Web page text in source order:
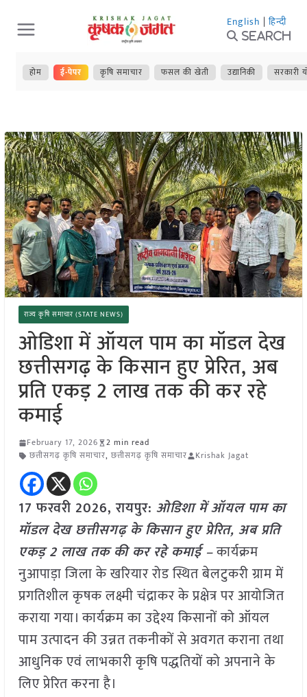
Skip
to
content
English | हिन्दी
Search
होम ई-पेपर कृषि समाचार फसल की खेती उद्यानिकी सरकारी
राज्य कृषि समाचार (STATE NEWS)
ओडिशा में ऑयल पाम का मॉडल देख
छत्तीसगढ़ के किसान हुए प्रेरित, अब
प्रति एकड़ 2 लाख तक की कर रहे
कमाई
February 17, 2026
2 min read
छत्तीसगढ़ कृषि समाचार, छत्तीसगढ़ कृषि समाचार Krishak Jagat
17 फरवरी 2026, रायपुर: ओडिशा में ऑयल पाम का
मॉडल देख छत्तीसगढ़ के किसान हुए प्रेरित, अब प्रति
एकड़ 2 लाख तक की कर रहे कमाई –कार्यक्रम
नुआपाड़ा जिला के खरियार रोड स्थित बेलटुकरी ग्राम में
प्रगतिशील कृषक लक्ष्मी चंद्राकर के प्रक्षेत्र पर आयोजित
कराया गया। कार्यक्रम का उद्देश्य किसानों को ऑयल
पाम उत्पादन की उन्नत तकनीकों से अवगत कराना तथा
आधुनिक एवं लाभकारी कृषि पद्धतियों को अपनाने के
लिए प्रेरित करना है।